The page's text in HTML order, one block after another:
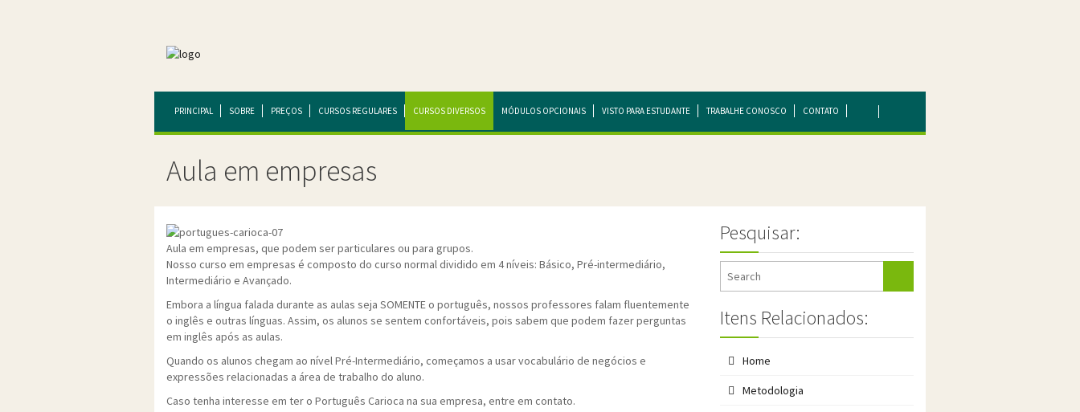
PRINCIPAL SOBRE PREÇOS CURSOS REGULARES CURSOS DIVERSOS MÓDULOS OPCIONAIS VISTO PARA ESTUDANTE TRABALHE CONOSCO CONTATO
Aula em empresas
Aula em empresas, que podem ser particulares ou para grupos.
Nosso curso em empresas é composto do curso normal dividido em 4 níveis: Básico, Pré-intermediário,
Intermediário e Avançado.
Embora a língua falada durante as aulas seja SOMENTE o português, nossos professores falam fluentemente
o inglês e outras línguas. Assim, os alunos se sentem confortáveis, pois sabem que podem fazer perguntas
em inglês após as aulas.
Quando os alunos chegam ao nível Pré-Intermediário, começamos a usar vocabulário de negócios e
expressões relacionadas a área de trabalho do aluno.
Caso tenha interesse em ter o Português Carioca na sua empresa, entre em contato.
Pesquisar:
Itens Relacionados:
Home
Metodologia